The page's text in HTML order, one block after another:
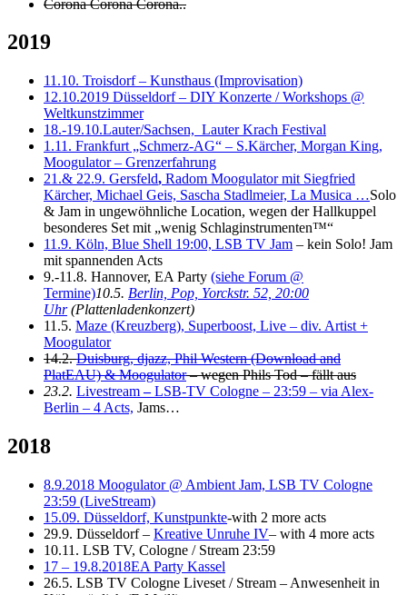
Corona Corona Corona..
2019
11.10. Troisdorf – Kunsthaus (Improvisation)
12.10.2019 Düsseldorf – DIY Konzerte / Workshops @
Weltkunstzimmer
18.-19.10.Lauter/Sachsen, Lauter Krach Festival
1.11. Frankfurt „Schmerz-AG“ – S.Kärcher, Morgan King,
Moogulator – Grenzerfahrung
21.& 22.9. Gersfeld, Radom Moogulator mit Siegfried
Kärcher, Michael Geis, Sascha Stadlmeier, La Musica …Solo
& Jam in ungewöhnliche Location, wegen der Hallkuppel
besonderes Set mit „wenig Schlaginstrumenten™“
11.9. Köln, Blue Shell 19:00, LSB TV Jam – kein Solo! Jam
mit spannenden Acts
9.-11.8. Hannover, EA Party (siehe Forum @
Termine)10.5. Berlin, Pop, Yorckstr. 52, 20:00
Uhr(Plattenladenkonzert)
11.5. Maze (Kreuzberg), Superboost, Live – div. Artist +
Moogulator
14.2.Duisburg, djazz, Phil Western (Download and
PlatEAU) & Moogulator– wegen Phils Tod – fällt aus
23.2. Livestream–LSB-TV Cologne – 23:59 – via Alex-
Berlin – 4 Acts, Jams…
2018
8.9.2018 Moogulator @ Ambient Jam, LSB TV Cologne
23:59 (LiveStream)
15.09. Düsseldorf, Kunstpunkte-with 2 more acts
29.9. Düsseldorf – Kreative Unruhe IV– with 4 more acts
10.11. LSB TV, Cologne / Stream 23:59
17 – 19.8.2018EA Party Kassel
26.5. LSB TV Cologne Liveset / Stream – Anwesenheit in